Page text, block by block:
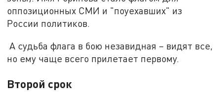
оппозиционных СМИ и "поуехавших" из
России политиков.
А судьба флага в бою незавидная – видят все,
но ему чаще всего прилетает первому.
Второй срок